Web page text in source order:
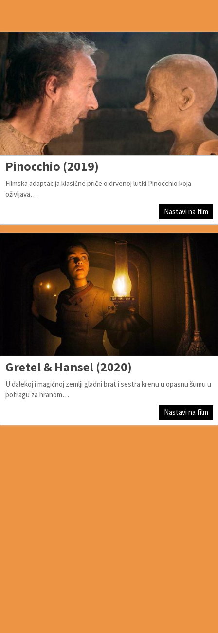
Pinocchio (2019)
Filmska adaptacija klasične priče o drvenoj lutki Pinocchio koja
oživljava…
Nastavi na film
Gretel & Hansel (2020)
U dalekoj i magičnoj zemlji gladni brat i sestra krenu u opasnu šumu u
potragu za hranom…
Nastavi na film